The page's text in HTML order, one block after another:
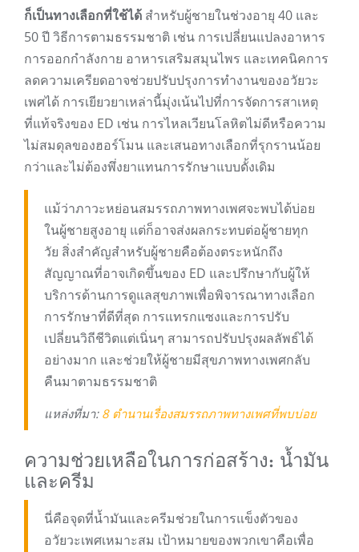
ก็เป็นทางเลือกที่ใช้ได้ สำหรับผู้ชายในช่วงอายุ 40 และ
50 ปี วิธีการตามธรรมชาติ เช่น การเปลี่ยนแปลงอาหาร
การออกกำลังกาย อาหารเสริมสมุนไพร และเทคนิคการ
ลดความเครียดอาจช่วยปรับปรุงการทำงานของอวัยวะ
เพศได้ การเยียวยาเหล่านี้มุ่งเน้นไปที่การจัดการสาเหตุ
ที่แท้จริงของ ED เช่น การไหลเวียนโลหิตไม่ดีหรือความ
ไม่สมดุลของฮอร์โมน และเสนอทางเลือกที่รุกรานน้อย
กว่าและไม่ต้องพึ่งยาแทนการรักษาแบบดั้งเดิม
แม้ว่าภาวะหย่อนสมรรถภาพทางเพศจะพบได้บ่อย
ในผู้ชายสูงอายุ แต่ก็อาจส่งผลกระทบต่อผู้ชายทุก
วัย สิ่งสำคัญสำหรับผู้ชายคือต้องตระหนักถึง
สัญญาณที่อาจเกิดขึ้นของ ED และปรึกษากับผู้ให้
บริการด้านการดูแลสุขภาพเพื่อพิจารณาทางเลือก
การรักษาที่ดีที่สุด การแทรกแซงและการปรับ
เปลี่ยนวิถีชีวิตแต่เนิ่นๆ สามารถปรับปรุงผลลัพธ์ได้
อย่างมาก และช่วยให้ผู้ชายมีสุขภาพทางเพศกลับ
คืนมาตามธรรมชาติ
แหล่งที่มา: 8 ตำนานเรื่องสมรรถภาพทางเพศที่พบบ่อย
ความช่วยเหลือในการก่อสร้าง: น้ำมัน
และครีม
นี่คือจุดที่น้ำมันและครีมช่วยในการแข็งตัวของ
อวัยวะเพศเหมาะสม เป้าหมายของพวกเขาคือเพื่อ